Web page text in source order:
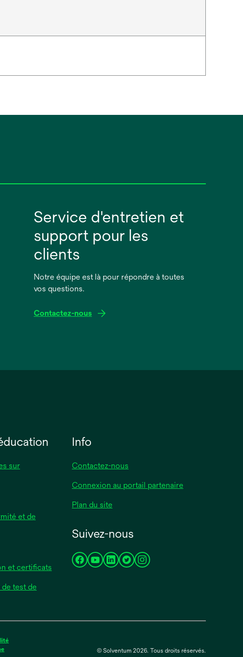
Service d'entretien et
support pour les
clients
Notre équipe est là pour répondre à toutes
vos questions.
Contactez-nous
sur
et de
et certificats
test de
Info
Contactez-nous
Connexion au portail partenaire
Plan du site
Suivez-nous
s’ouvres’ouvres’ouvres’ouvres’ouvre
s’ouvre
© Solventum 2026. Tous droits réservés.